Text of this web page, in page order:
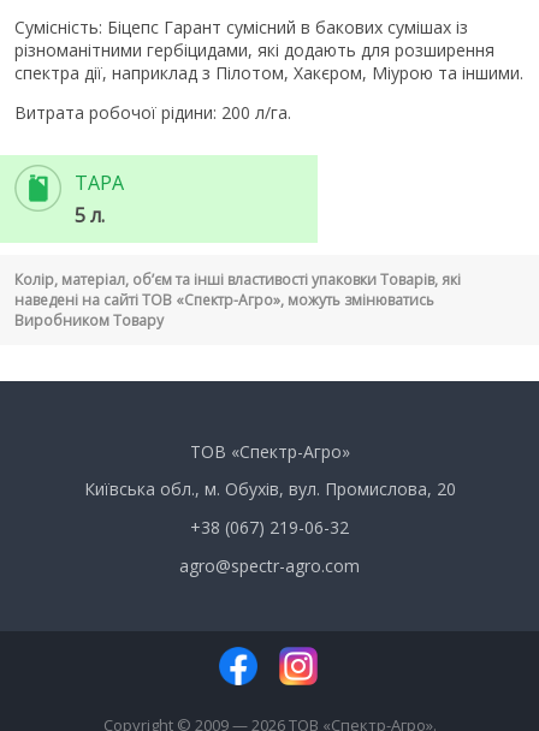
Сумісність: Біцепс Гарант сумісний в бакових сумішах із
різноманітними гербіцидами, які додають для розширення
спектра дії, наприклад з Пілотом, Хакєром, Міурою та іншими.
Витрата робочої рідини: 200 л/га.
ТАРА
5 л.
Колір, матеріал, об’єм та інші властивості упаковки Товарів, які
наведені на сайті ТОВ «Спектр-Агро», можуть змінюватись
Виробником Товару
ТОВ «Спектр-Агро»
Київська обл., м. Обухів, вул. Промислова, 20
+38 (067) 219-06-32
agro@spectr-agro.com
Copyright © 2009 — 2026 ТОВ «Спектр-Агро».